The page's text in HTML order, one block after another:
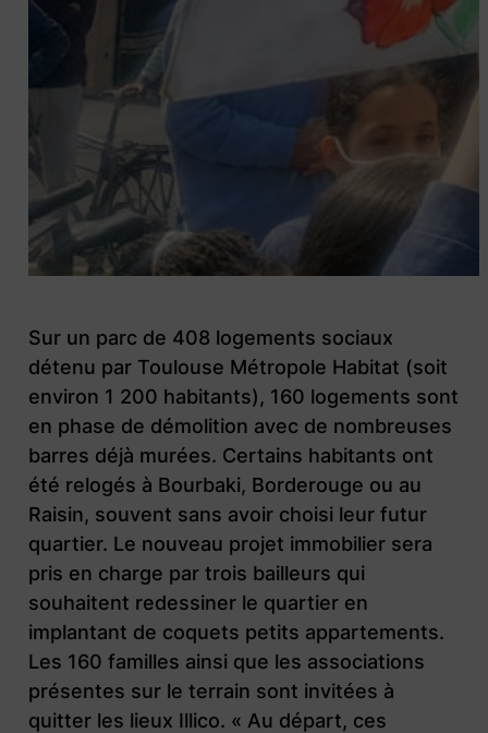
Sur un parc de 408 logements sociaux
détenu par Toulouse Métropole Habitat (soit
environ 1 200 habitants), 160 logements sont
en phase de démolition avec de nombreuses
barres déjà murées. Certains habitants ont
été relogés à Bourbaki, Borderouge ou au
Raisin, souvent sans avoir choisi leur futur
quartier. Le nouveau projet immobilier sera
pris en charge par trois bailleurs qui
souhaitent redessiner le quartier en
implantant de coquets petits appartements.
Les 160 familles ainsi que les associations
présentes sur le terrain sont invitées à
quitter les lieux Illico. « Au départ, ces